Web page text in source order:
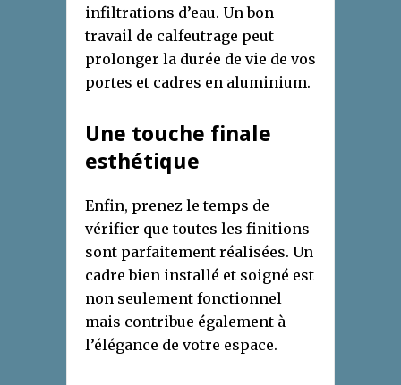
infiltrations d’eau. Un bon
travail de calfeutrage peut
prolonger la durée de vie de vos
portes et cadres en aluminium.
Une touche finale
esthétique
Enfin, prenez le temps de
vérifier que toutes les finitions
sont parfaitement réalisées. Un
cadre bien installé et soigné est
non seulement fonctionnel
mais contribue également à
l’élégance de votre espace.